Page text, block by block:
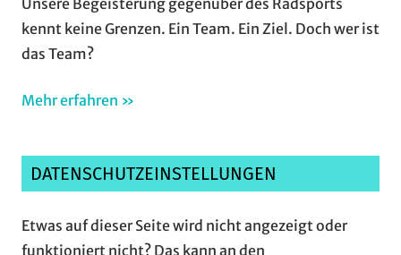
kennt keine Grenzen. Ein Team. Ein Ziel. Doch wer ist
das Team?
Mehr erfahren »
DATENSCHUTZEINSTELLUNGEN
Etwas auf dieser Seite wird nicht angezeigt oder
funktioniert nicht? Das kann an den